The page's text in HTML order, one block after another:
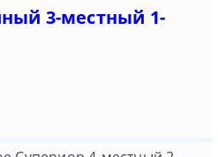
3-местный 1-